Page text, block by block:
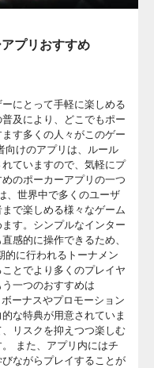
プリおすすめ
にとって手軽に楽しめる
及により、どこでもポー
す多くの人々がこのゲー
向けのアプリは、ルール
ていますので、気軽にプ
のポーカーアプリの一つ
、世界中で多くのユーザ
で楽しめる様々なゲーム
す。シンプルなインター
感的に操作できるため、
的に行われるトーナメン
とでより多くのプレイヤ
一つのおすすめは
ーナスやプロモーション
な特典が用意されていま
リスクを抑えつつ楽しむ
また、アプリ内にはチ
ながらプレイすることが